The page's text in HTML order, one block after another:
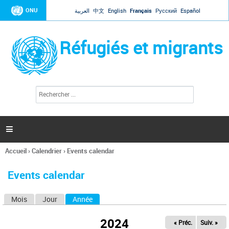
Jump to navigation
ONU العربية 中文 English Français Русский Español
Réfugiés et migrants
l
c
h
e

Vous
ici
Accueil›Calendrier› Events calendar
Events calendar
Mois Jour Année
2024 « Préc. Suiv. »